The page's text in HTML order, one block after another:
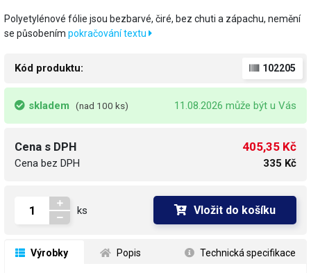
​Polyetylénové fólie jsou bezbarvé, čiré, bez chuti a zápachu, nemění
se působením pokračování textu
Kód produktu: 102205
skladem (nad 100 ks) 11.08.2026 může být u Vás
Cena s DPH
Cena bez DPH
405,35 Kč
335 Kč
ks Vložit do košíku
Výrobky Popis Technická specifikace